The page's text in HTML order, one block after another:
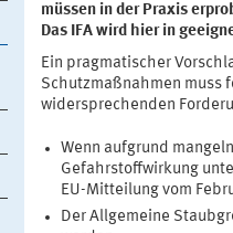
müssen in der Praxis
Das IFA wird hier in
Ein pragmatischer
Schutzmaßnahmen muss
widersprechenden
Wenn aufgrund
Gefahrstoffwirkung
EU-Mitteilung vom
Der Allgemeine